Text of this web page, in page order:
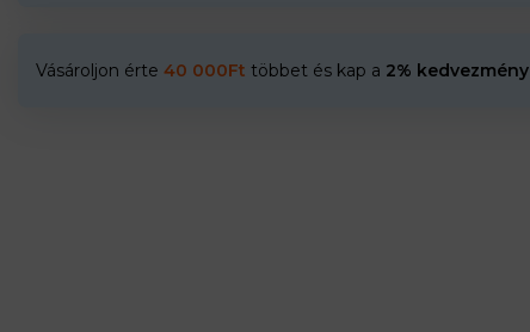
Vásároljon érte 40 000Ft többet és kap a 2% kedvezmény